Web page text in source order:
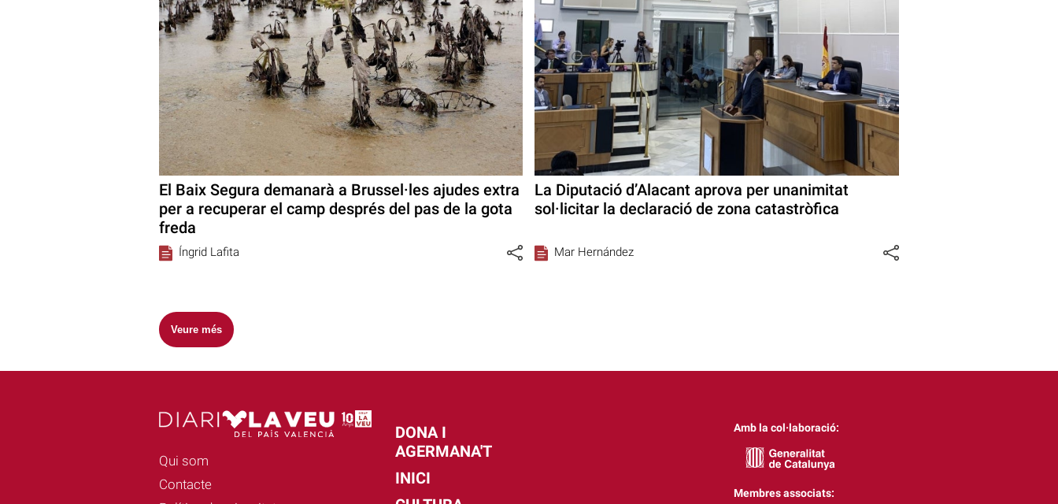
El Baix Segura demanarà a Brussel·les ajudes extra
per a recuperar el camp després del pas de la gota
freda
Íngrid Lafita
La Diputació d’Alacant aprova per unanimitat
sol·licitar la declaració de zona catastròfica
Mar Hernández
Veure més
Qui som
Contacte
DONA I
AGERMANA'T
INICI
Amb la col·laboració:
Membres associats: